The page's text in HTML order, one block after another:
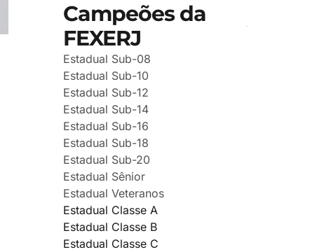
Campeões da
FEXERJ
Estadual Sub-08
Estadual Sub-10
Estadual Sub-12
Estadual Sub-14
Estadual Sub-16
Estadual Sub-18
Estadual Sub-20
Estadual Sênior
Estadual Veteranos
Estadual Classe A
Estadual Classe B
Estadual Classe C